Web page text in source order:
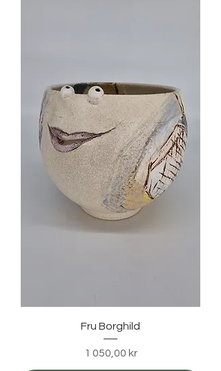
Fru Borghild
Pris
1 050,00 kr